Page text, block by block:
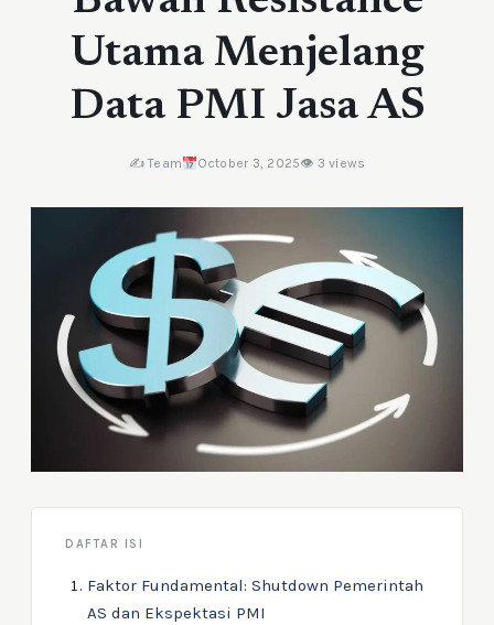
Utama Menjelang
Data PMI Jasa AS
✍️ Team October 3, 2025👁 3 views
DAFTAR ISI
Faktor Fundamental: Shutdown Pemerintah
AS dan Ekspektasi PMI